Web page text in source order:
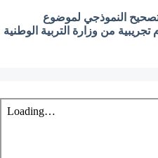
النموذجي لموضوع
2009 شعبة علوم تجريبية من وزارة التربية الوطنية